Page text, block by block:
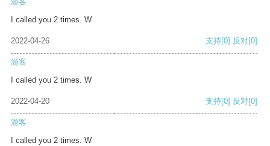
I called you 2 times. W
2022-04-26 支持[0] 反对[0]
游客
I called you 2 times. W
2022-04-20 支持[0] 反对[0]
游客
I called you 2 times. W